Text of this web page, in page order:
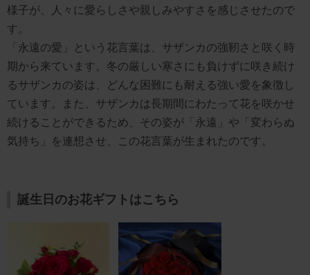
様子が、人々に愛らしさや親しみやすさを感じさせたので
す。
「永遠の愛」という花言葉は、サザンカの強靭さと咲く時
期から来ています。冬の厳しい寒さにも負けずに咲き続け
るサザンカの姿は、どんな困難にも耐える強い愛を象徴し
ています。また、サザンカは長期間にわたって花を咲かせ
続けることができるため、その姿が「永遠」や「変わらぬ
気持ち」を連想させ、この花言葉が生まれたのです。
誕生日のお花ギフトはこちら